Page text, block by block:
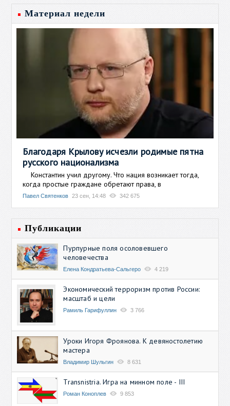
Материал недели
Благодаря Крылову исчезли родимые пятна
русского национализма
Константин учил другому. Что нация возникает тогда,
когда простые граждане обретают права, в
Павел Святенков 23 сен, 14:48 342 675
Публикации
Пурпурные поля осоловевшего
человечества
Елена Кондратьева-Сальгеро 4 219
Экономический терроризм против России:
масштаб и цели
Рамиль Гарифуллин 3 766
Уроки Игоря Фроянова. К девяностолетию
мастера
Владимир Шульгин 8 631
Transnistria. Игра на минном поле - III
Роман Коноплев 9 853